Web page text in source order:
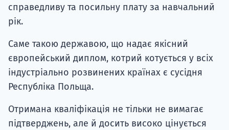
справедливу та посильну плату за навчальний
рік.
Саме такою державою, що надає якісний
європейський диплом, котрий котується у всіх
індустріально розвинених країнах є сусідня
Республіка Польща.
Отримана кваліфікація не тільки не вимагає
підтверджень, але й досить високо цінується